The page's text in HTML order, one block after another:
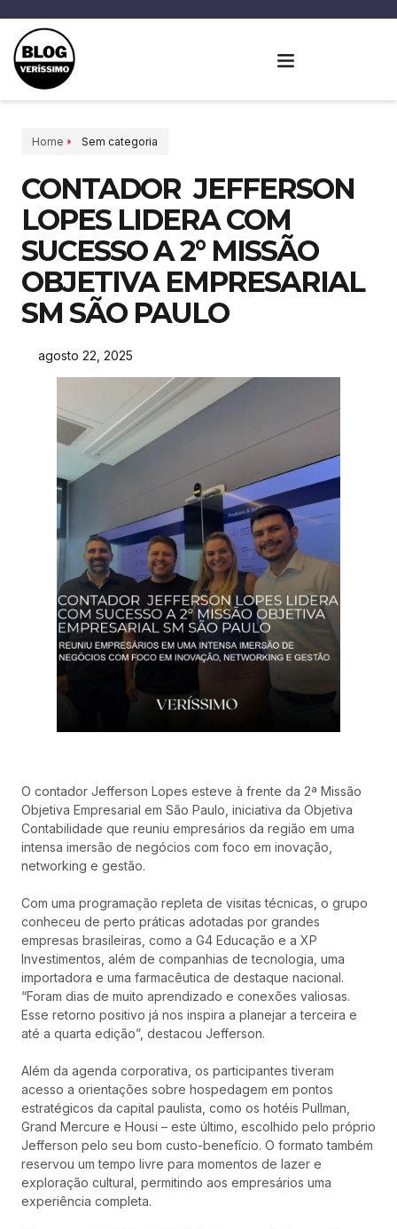
Home Sem categoria
CONTADOR JEFFERSON
LOPES LIDERA COM
SUCESSO A 2° MISSÃO
OBJETIVA EMPRESARIAL
SM SÃO PAULO
agosto 22, 2025
O contador Jefferson Lopes esteve à frente da 2ª Missão
Objetiva Empresarial em São Paulo, iniciativa da Objetiva
Contabilidade que reuniu empresários da região em uma
intensa imersão de negócios com foco em inovação,
networking e gestão.
Com uma programação repleta de visitas técnicas, o grupo
conheceu de perto práticas adotadas por grandes
empresas brasileiras, como a G4 Educação e a XP
Investimentos, além de companhias de tecnologia, uma
importadora e uma farmacêutica de destaque nacional.
“Foram dias de muito aprendizado e conexões valiosas.
Esse retorno positivo já nos inspira a planejar a terceira e
até a quarta edição”, destacou Jefferson.
Além da agenda corporativa, os participantes tiveram
acesso a orientações sobre hospedagem em pontos
estratégicos da capital paulista, como os hotéis Pullman,
Grand Mercure e Housi – este último, escolhido pelo próprio
Jefferson pelo seu bom custo-benefício. O formato também
reservou um tempo livre para momentos de lazer e
exploração cultural, permitindo aos empresários uma
experiência completa.